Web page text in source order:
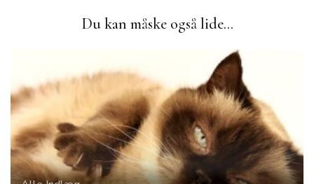
Du kan måske også lide...